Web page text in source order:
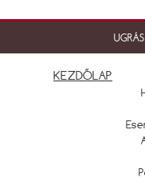
KEZDŐLAP